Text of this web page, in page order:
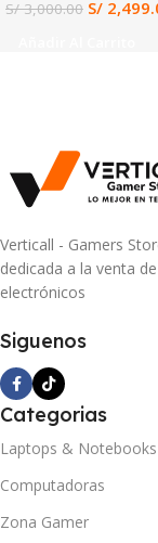
S/3,000.00 S/
Verticall - Gamers
dedicada a la venta
electrónicos
Siguenos
Categorias
Laptops & Notebooks
Computadoras
Zona Gamer